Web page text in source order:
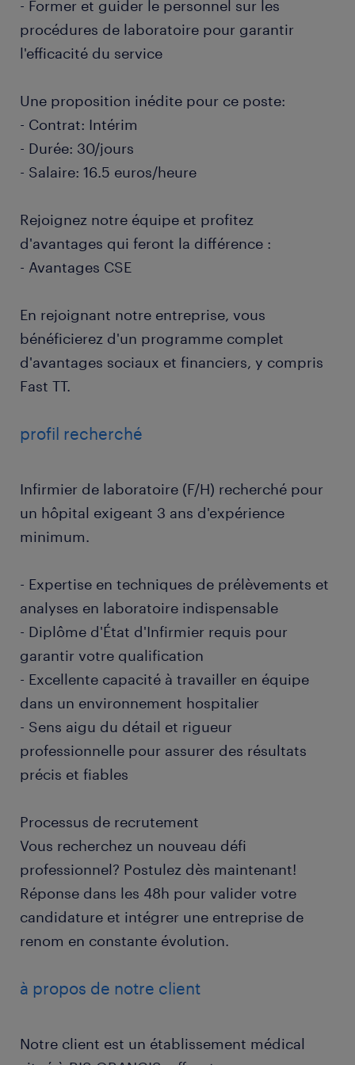
- Former et guider le personnel sur les
procédures de laboratoire pour garantir
l'efficacité du service
Une proposition inédite pour ce poste:
- Contrat: Intérim
- Durée: 30/jours
- Salaire: 16.5 euros/heure
Rejoignez notre équipe et profitez
d'avantages qui feront la différence :
- Avantages CSE
En rejoignant notre entreprise, vous
bénéficierez d'un programme complet
d'avantages sociaux et financiers, y compris
Fast TT.
profil recherché
Infirmier de laboratoire (F/H) recherché pour
un hôpital exigeant 3 ans d'expérience
minimum.
- Expertise en techniques de prélèvements et
analyses en laboratoire indispensable
- Diplôme d'État d'Infirmier requis pour
garantir votre qualification
- Excellente capacité à travailler en équipe
dans un environnement hospitalier
- Sens aigu du détail et rigueur
professionnelle pour assurer des résultats
précis et fiables
Processus de recrutement
Vous recherchez un nouveau défi
professionnel? Postulez dès maintenant!
Réponse dans les 48h pour valider votre
candidature et intégrer une entreprise de
renom en constante évolution.
à propos de notre client
Notre client est un établissement médical